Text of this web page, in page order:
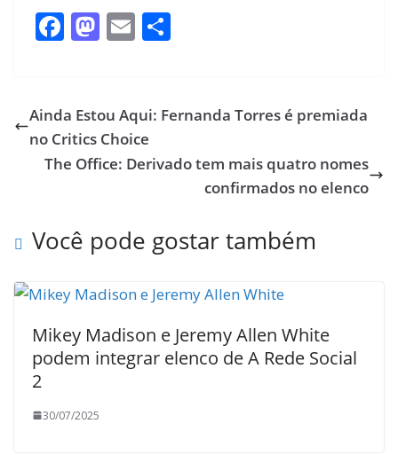
F
ac
b
o
o
M
as
d
o
n
E
m
l e
Ainda Estou Aqui: Fernanda Torres é premiada
no Critics Choice
The Office: Derivado tem mais quatro nomes
confirmados no elenco
Você pode gostar também
Mikey Madison e Jeremy Allen White
podem integrar elenco de A Rede Social
2
30/07/2025